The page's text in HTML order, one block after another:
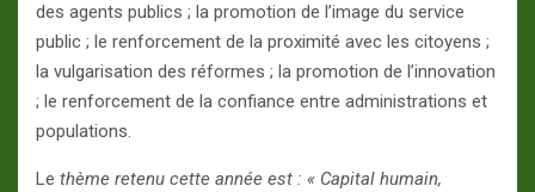
des agents publics ; la promotion de l’image du service
public ; le renforcement de la proximité avec les citoyens ;
la vulgarisation des réformes ; la promotion de l’innovation
; le renforcement de la confiance entre administrations et
populations.
Le thème retenu cette année est : « Capital humain,